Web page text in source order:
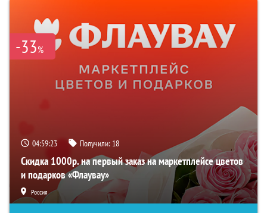
-33%
04:59:22 Получили: 18
Скидка 1000р. на первый заказ на маркетплейсе цветов
и подарков «Флаувау»
Россия